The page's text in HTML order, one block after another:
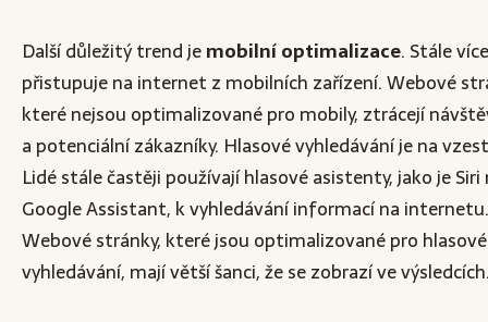
Další důležitý trend jemobilní optimalizace. Stále
přistupuje na internet z mobilních zařízení. Webové
které nejsou optimalizované pro mobily, ztrácejí
a potenciální zákazníky. Hlasové vyhledávání je na
Lidé stále častěji používají hlasové asistenty, jako je Siri
Google Assistant, k vyhledávání informací na internetu.
Webové stránky, které jsou optimalizované pro hlasové
vyhledávání, mají větší šanci, že se zobrazí ve